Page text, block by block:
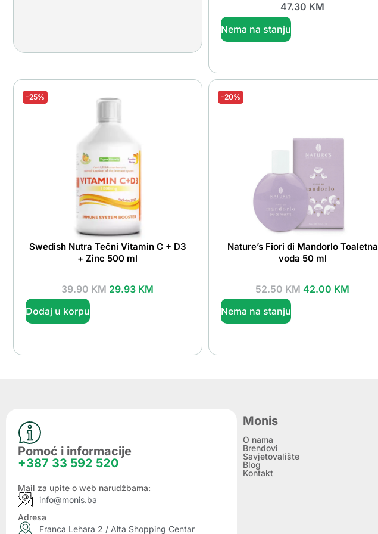
47.30 KM
Nema na stanju
-25%
Swedish Nutra Tečni Vitamin C + D3
+ Zinc 500 ml
39.90KM 29.93 KM
Dodaj u korpu
-20%
Nature’s Fiori di Mandorlo Toaletna
voda 50 ml
52.50KM 42.00 KM
Nema na stanju
Pomoć i informacije
+387 33 592 520
Mail za upite o web narudžbama:
info@monis.ba
Adresa
Franca Lehara 2 / Alta Shopping Centar
Monis
O nama
Brendovi
Savjetovalište
Blog
Kontakt